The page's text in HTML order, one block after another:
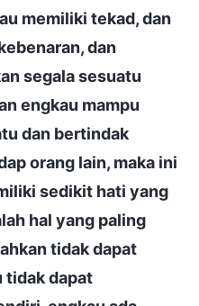
memiliki tekad, dan
dan
segala sesuatu
engkau mampu
dan bertindak
orang lain, maka ini
sedikit hati yang
hal yang paling
tidak dapat
tidak dapat